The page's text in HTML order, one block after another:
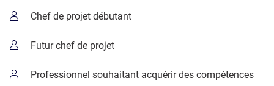
Chef de projet débutant
Futur chef de projet
Professionnel souhaitant acquérir des compétences